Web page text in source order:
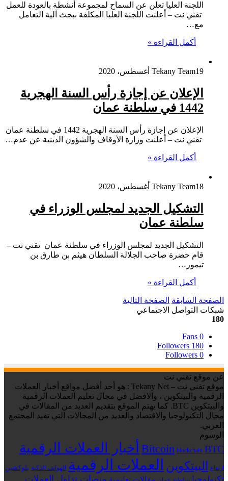
اللجنة العليا تعلن عن السماح لمجموعة أنشطة بالعودة للعمل
تقني نت – أعلنت اللجنة العليا‬⁩ المكلفة ببحث آلية التعامل
مع…
أكمل القراءة »
Tekany Team19 أغسطس، 2020
الإعلان عن إجازة رأس السنة الهجرية
1442 في سلطنة عمان
الإعلان عن إجازة رأس السنة الهجرية 1442 في سلطنة عمان
تقني نت – أعلنت وزارة الأوقاف والشؤون الدينية عن عدم…
أكمل القراءة »
Tekany Team18 أغسطس، 2020
التشكيل الجديد لمجلس الوزراء في
سلطنة عمان
التشكيل الجديد لمجلس الوزراء في سلطنة عمان تقني نت –
قام حضرة صاحب الجلالة السلطان هيثم بن طارق بن
تيمور…
أكمل القراءة »
الصفحة السابقة الصفحة التالية
شبكات التواصل الاجتماعي
180
0
Fans
180
Followers
0
Followers
عن موقع تقني نت
موقع تقني نت – Tekany Net : هو أحد أفضل مواقع أخبار العملات
الرقمية والبيتكوين ، والافضل في مجال تعليم العملات الرقمية
والبيتكوين BTC. كما يهتم الموقع بتقديم العديد من المقالات في
مجال التكنولوجيا والاقتصاد والعديد من المجالات التي تفيد المجتمع
العربي.
الوسوم
Bitcoin blockchain BTC أخبار العملات الرقمية
ارتفاع البيتكوين العملات الرقمية الهواتف الذكية بلوكشين
مقالات تعليمية منصات تداول العملات